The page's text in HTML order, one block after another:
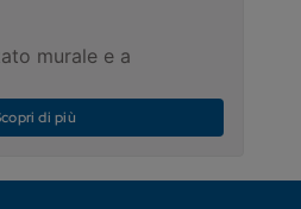
murale e a
di più